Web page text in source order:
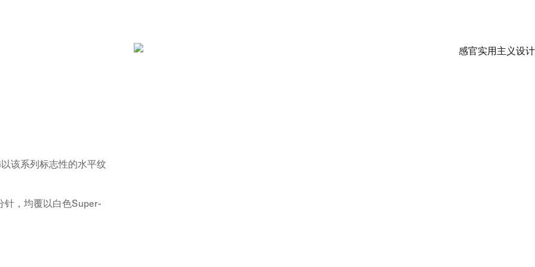
该系列标志性的水平纹
针，均覆以白色Super-